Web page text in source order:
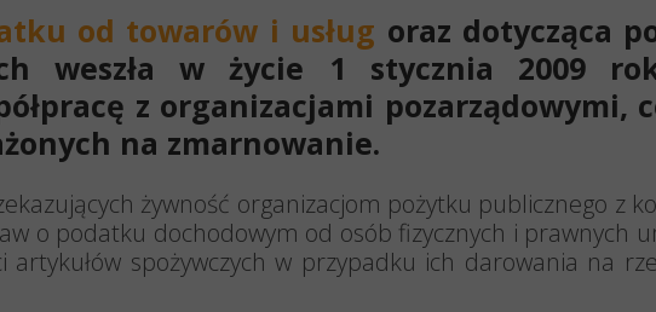
od towarów i usług oraz dotycząca
weszła w życie 1 stycznia 2009
z organizacjami pozarządowymi,
na zmarnowanie.
żywność organizacjom pożytku publicznego z
o podatku dochodowym od osób fizycznych i prawnych
spożywczych w przypadku ich darowania na